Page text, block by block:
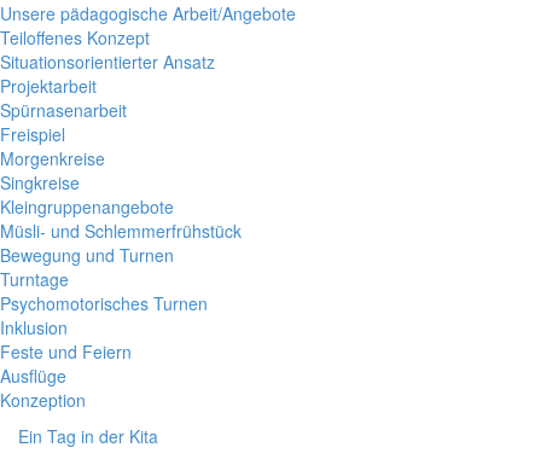
Unsere pädagogische Arbeit/Angebote
Teiloffenes Konzept
Situationsorientierter Ansatz
Projektarbeit
Spürnasenarbeit
Freispiel
Morgenkreise
Singkreise
Kleingruppenangebote
Müsli- und Schlemmerfrühstück
Bewegung und Turnen
Turntage
Psychomotorisches Turnen
Inklusion
Feste und Feiern
Ausflüge
Konzeption
Ein Tag in der Kita